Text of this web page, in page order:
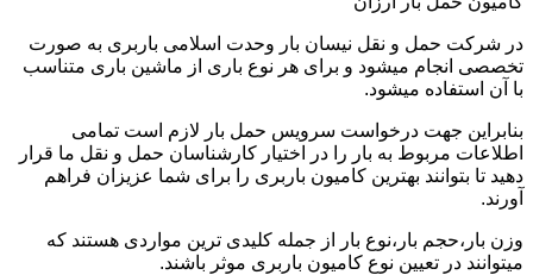
در شرکت حمل و نقل نیسان بار وحدت اسلامی باربری به صورت
تخصصی انجام میشود و برای هر نوع باری از ماشین باری متناسب
با آن استفاده میشود.
بنابراین جهت درخواست سرویس حمل بار لازم است تمامی
اطلاعات مربوط به بار را در اختیار کارشناسان حمل و نقل ما قرار
دهید تا بتوانند بهترین کامیون باربری را برای شما عزیزان فراهم
آورند.
وزن بار،حجم بار،نوع بار از جمله کلیدی ترین مواردی هستند که
میتوانند در تعیین نوع کامیون باربری موثر باشند.